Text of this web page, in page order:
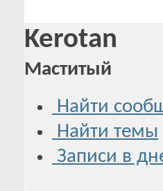
Kerotan
Маститый
Найти
Найти темы
Записи в